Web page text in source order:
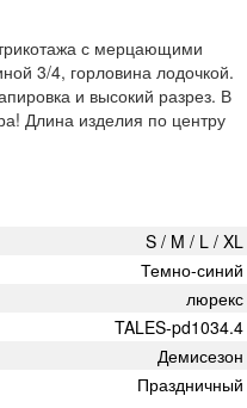
с мерцающими
3/4, горловина лодочкой.
и высокий разрез. В
Длина изделия по центру
S / M / L / XL
Темно-синий
люрекс
TALES-pd1034.4
Демисезон
Праздничный